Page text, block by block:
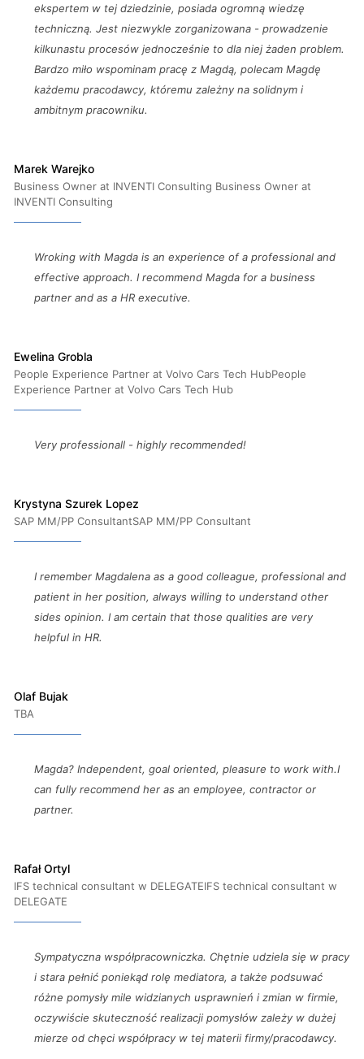
ekspertem w tej dziedzinie, posiada ogromną wiedzę
techniczną. Jest niezwykle zorganizowana - prowadzenie
kilkunastu procesów jednocześnie to dla niej żaden problem.
Bardzo miło wspominam pracę z Magdą, polecam Magdę
każdemu pracodawcy, któremu zależny na solidnym i
ambitnym pracowniku.
Marek Warejko
Business Owner at INVENTI Consulting Business Owner at
INVENTI Consulting
Wroking with Magda is an experience of a professional and
effective approach. I recommend Magda for a business
partner and as a HR executive.
Ewelina Grobla
People Experience Partner at Volvo Cars Tech HubPeople
Experience Partner at Volvo Cars Tech Hub
Very professionall - highly recommended!
Krystyna Szurek Lopez
SAP MM/PP ConsultantSAP MM/PP Consultant
I remember Magdalena as a good colleague, professional and
patient in her position, always willing to understand other
sides opinion. I am certain that those qualities are very
helpful in HR.
Olaf Bujak
TBA
Magda? Independent, goal oriented, pleasure to work with.I
can fully recommend her as an employee, contractor or
partner.
Rafał Ortyl
IFS technical consultant w DELEGATEIFS technical consultant w
DELEGATE
Sympatyczna współpracowniczka. Chętnie udziela się w pracy
i stara pełnić poniekąd rolę mediatora, a także podsuwać
różne pomysły mile widzianych usprawnień i zmian w firmie,
oczywiście skuteczność realizacji pomysłów zależy w dużej
mierze od chęci współpracy w tej materii firmy/pracodawcy.